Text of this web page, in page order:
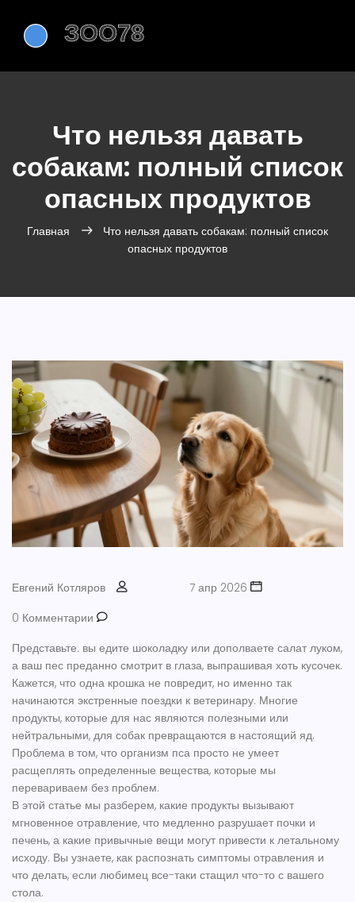
Что нельзя давать
собакам: полный список
опасных продуктов
Главная
Что нельзя давать собакам: полный список
опасных продуктов
Евгений Котляров
7 апр 2026
0 Комментарии
Представьте: вы едите шоколадку или дополваете салат луком,
а ваш пес преданно смотрит в глаза, выпрашивая хоть кусочек.
Кажется, что одна крошка не повредит, но именно так
начинаются экстренные поездки к ветеринару. Многие
продукты, которые для нас являются полезными или
нейтральными, для собак превращаются в настоящий яд.
Проблема в том, что организм пса просто не умеет
расщеплять определенные вещества, которые мы
перевариваем без проблем.
В этой статье мы разберем, какие продукты вызывают
мгновенное отравление, что медленно разрушает почки и
печень, а какие привычные вещи могут привести к летальному
исходу. Вы узнаете, как распознать симптомы отравления и
что делать, если любимец все-таки стащил что-то с вашего
стола.